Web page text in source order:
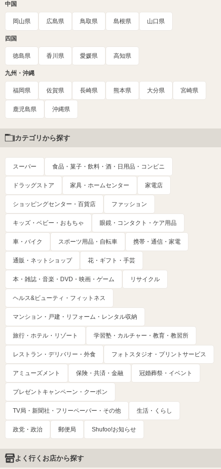
中国
岡山県 広島県 鳥取県 島根県 山口県
四国
徳島県 香川県 愛媛県 高知県
九州・沖縄
福岡県 佐賀県 長崎県 熊本県 大分県 宮崎県
鹿児島県 沖縄県
カテゴリから探す
スーパー 食品・菓子・飲料・酒・日用品・コンビニ
ドラッグストア 家具・ホームセンター 家電店
ショッピングセンター・百貨店 ファッション
キッズ・ベビー・おもちゃ 眼鏡・コンタクト・ケア用品
車・バイク スポーツ用品・自転車 携帯・通信・家電
通販・ネットショップ 花・ギフト・手芸
本・雑誌・音楽・DVD・映画・ゲーム リサイクル
ヘルス&ビューティ・フィットネス
マンション・戸建・リフォーム・レンタル収納
旅行・ホテル・リゾート 学習塾・カルチャー・教育・教習所
レストラン・デリバリー・外食 フォトスタジオ・プリントサービス
アミューズメント 保険・共済・金融 冠婚葬祭・イベント
プレゼントキャンペーン・クーポン
TV局・新聞社・フリーペーパー・その他 生活・くらし
政党・政治 郵便局 Shufoo!お知らせ
よく行くお店から探す